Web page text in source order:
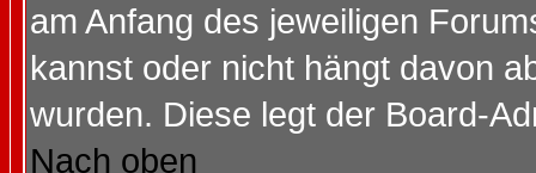
am Anfang des jeweiligen
kannst oder nicht hängt davon
wurden. Diese legt der Board-
Nach oben